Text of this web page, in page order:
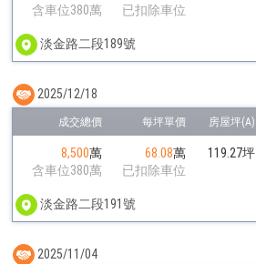
含車位380萬
已扣除車位
淡金路二段189號
8,500萬
含車位380萬
68.08萬
已扣除車位
119.27坪
淡金路二段191號
2025/12/18
2025/11/04